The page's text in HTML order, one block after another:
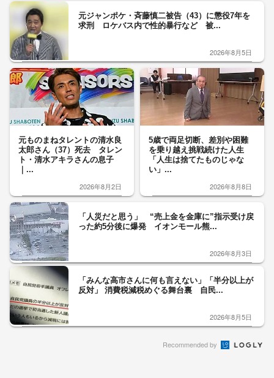
元ジャンポケ・斉藤慎二被告（43）に懲役7年を
求刑 ロケバス内で性的暴行など 被...
2026年8月5日
元ものまねタレントの清水良
太郎さん（37）死去 タレン
ト・清水アキラさんの息子
｜...
2026年8月2日
5歳で両足切断、差別や困難
を乗り越え挑戦続けた人生
「人生は捨てたものじゃな
い」...
2026年8月8日
「人災だと思う」 “売上金を金庫に”指示受け戻
った約5分後に爆発 イオンモール熊...
2026年8月3日
「みんな高市さんに何も言えない」「半分以上が
反対」 消費税減税めぐる舞台裏 自民...
2026年8月5日
Recommended by